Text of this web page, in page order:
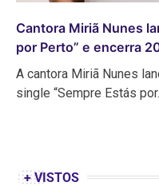
Cantora Miriã Nunes
por Perto” e encerra
A cantora Miriã Nunes
single “Sempre Estás
+ VISTOS